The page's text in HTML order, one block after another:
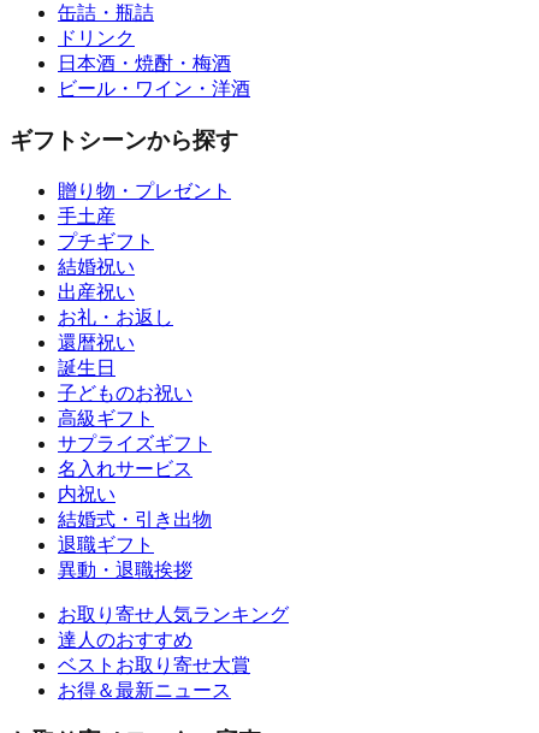
缶詰・瓶詰
ドリンク
日本酒・焼酎・梅酒
ビール・ワイン・洋酒
ギフトシーンから探す
贈り物・プレゼント
手土産
プチギフト
結婚祝い
出産祝い
お礼・お返し
還暦祝い
誕生日
子どものお祝い
高級ギフト
サプライズギフト
名入れサービス
内祝い
結婚式・引き出物
退職ギフト
異動・退職挨拶
お取り寄せ人気ランキング
達人のおすすめ
ベストお取り寄せ大賞
お得＆最新ニュース